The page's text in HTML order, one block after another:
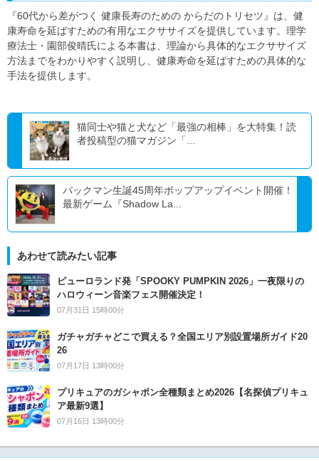
『60代から差がつく 健康長寿のための からだのトリセツ』は、健
康寿命を延ばすための有用なエクササイズを提供しています。理学
療法士・園部俊晴氏による本書は、理論から具体的なエクササイズ
方法までをわかりやすく説明し、健康寿命を延ばすための具体的な
手法を提供します。
猫同士や猫と犬など「最強の相棒」を大特集！読
者投稿型の猫マガジン「...
パックマン生誕45周年ポップアップイベント開催！
最新ゲーム『Shadow La...
あわせて読みたい記事
ピューロランド発「SPOOKY PUMPKIN 2026」一夜限りの
ハロウィーン音楽フェス開催決定！
07月31日 15時00分
ガチャガチャどこで買える？全国エリア別設置場所ガイド20
26
07月17日 13時00分
プリキュアのガシャポン全種類まとめ2026【名探偵プリキュ
ア最新9選】
07月16日 13時00分